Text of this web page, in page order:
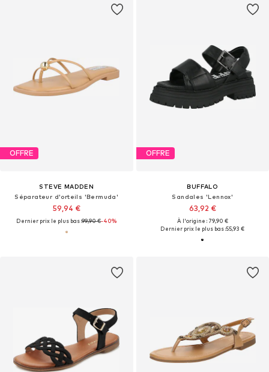
OFFRE
STEVE MADDEN
Séparateur d'orteils 'Bermuda'
59,94 €
Dernier prix le plus bas :99,90 €-40%
OFFRE
BUFFALO
Sandales 'Lennox'
63,92 €
À l'origine : 79,90 €
Dernier prix le plus bas :55,93 €